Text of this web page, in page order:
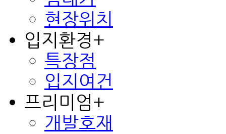
현장위치
입지환경+
특장점
입지여건
프리미엄+
개발호재